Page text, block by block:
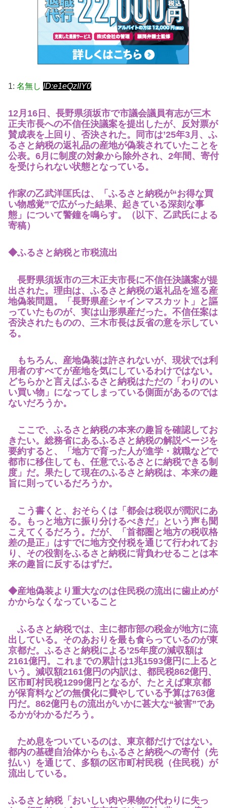
1: 名無し ID:e1eQzIIY0
12月16日、長野県須坂市で市議会議員有志が三木
正夫市長への不信任決議案を提出したが、反対票が
賛成表を上回り、否決された。同市は’25年3月、ふ
るさと納税の返礼品の産地が偽装されていたことを
公表。6月に制度の対象から除外され、2年間、寄付
を受けられない状態となっている。
作家の乙武洋匡氏は、「ふるさと納税が“お得な買
い物感覚”で広がった結果、起きている深刻な事
態」について警鐘を鳴らす。（以下、乙武氏による
寄稿）
◆ふるさと納税と市税流出
長野県須坂市の三木正夫市長に不信任決議案が提
出された。理由は、ふるさと納税の返礼品を巡る産
地偽装問題。「長野県産シャインマスカット」と謳
っていたものが、実は山形県産だった。不信任案は
否決されたものの、三木市長は反省の意を示してい
る。
もちろん、産地偽装は許されないが、現状では利
用者のすべてが産地を気にしているわけではない。
どちらかと言えばふるさと納税はただの「わりのい
い買い物」になってしまっている側面があるのでは
ないだろうか。
ここで、ふるさと納税の本来の趣旨を確認してお
きたい。総務省にあるふるさと納税の解説ページを
要約すると、「地方で育った人が進学・就職などで
都市に移住しても、任意でふるさとに納税できる制
度」だ。果たして現在のふるさと納税は、本来の趣
旨に則っているだろうか。
こう書くと、おそらくは「都会は税収が潤沢にあ
る。もっと地方に振り分けるべきだ」という声も聞
こえてくるだろう。だが、「首都圏と地方の税収格
差の是正」はすでに地方交付税を通じて行われてお
り、その役割をふるさと納税に背負わせることは本
来の趣旨に反するはずだ。
◆産地偽装より重大なのは住民税の流出に歯止めが
かからなくなっていること
ふるさと納税では、主に都市部の税金が地方に流
出している。そのあおりを最も食らっているのが東
京都だ。ふるさと納税による’25年度の減収額は
2161億円。これまでの累計は1兆1593億円に上ると
いう。減収額2161億円の内訳は、都民税862億円、
区市町村民税1299億円となるが、たとえば東京都
が保育料などの無償化に費やしている予算は763億
円だ。862億円もの流出がいかに甚大な“被害”であ
るかがわかるだろう。
ため息をついているのは、東京都だけではない。
都内の基礎自治体からもふるさと納税への寄付（先
払い）を通じて、多額の区市町村民税（住民税）が
流出している。
ふるさと納税「おいしい肉や果物の代わりに失っ